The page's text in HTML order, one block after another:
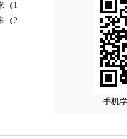
（1
（2
手机